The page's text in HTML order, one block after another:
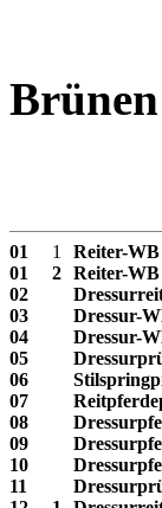
01 1
Reiter-
01
2 Reiter-
02
03
Dressur-
04
Dressur-
05
06
07
08
09
10
11